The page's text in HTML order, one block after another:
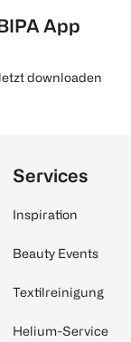
App
downloaden
Services
Inspiration
Beauty Events
Textilreinigung
Helium-Service